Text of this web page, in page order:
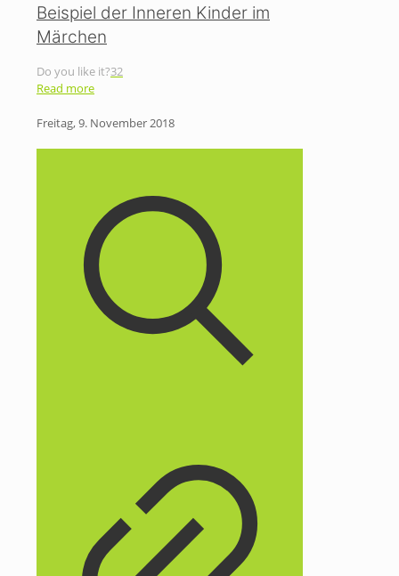
Beispiel der Inneren Kinder im
Märchen
Do you like it?32
Read more
Freitag, 9. November 2018